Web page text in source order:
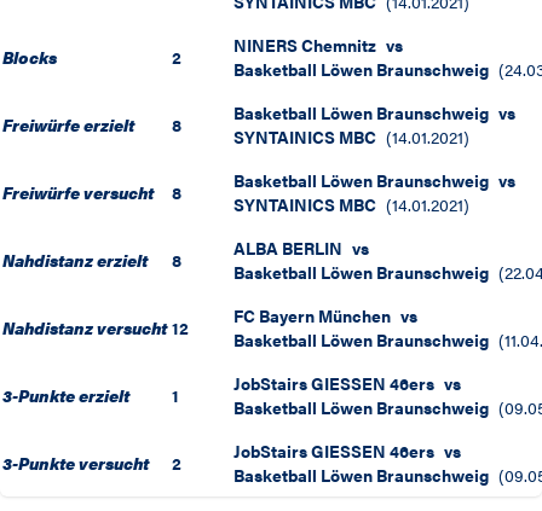
Blocks 2 NINERS Chemnitz vs
Basketball Löwen Braunschweig (
Freiwürfe erzielt 8 Basketball Löwen Braunschweig vs
SYNTAINICS MBC (14.01.2021)
Freiwürfe versucht 8 Basketball Löwen Braunschweig vs
SYNTAINICS MBC (14.01.2021)
Nahdistanz erzielt 8 ALBA BERLIN vs
Basketball Löwen Braunschweig (
Nahdistanz versucht 12 FC Bayern München vs
Basketball Löwen Braunschweig (
3-Punkte erzielt 1 JobStairs GIESSEN 46ers vs
Basketball Löwen Braunschweig (
3-Punkte versucht 2 JobStairs GIESSEN 46ers vs
Basketball Löwen Braunschweig (